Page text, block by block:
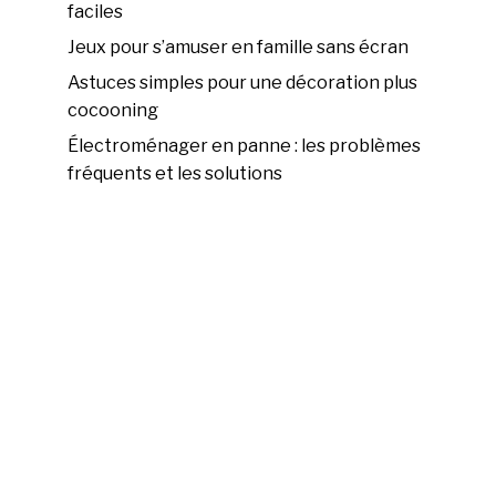
faciles
Jeux pour s’amuser en famille sans écran
Astuces simples pour une décoration plus
cocooning
Électroménager en panne : les problèmes
fréquents et les solutions